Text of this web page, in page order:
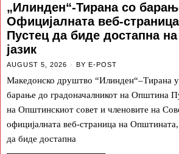
„Илинден“-Тирана со
Официјалната веб-
Пустец да биде достапна
јазик
AUGUST 5, 2026 BY E-POST
Македонско друштво “Илинден“–Тирана
барање до градоначалникот на Општина
на Општинскиот совет и членовите на
официјалната веб-страница на Општината,
да биде достапна